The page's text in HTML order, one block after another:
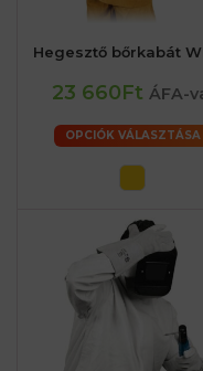
Hegesztő bőrkabát
23 660Ft ÁFA-
OPCIÓK VÁLASZTÁSA